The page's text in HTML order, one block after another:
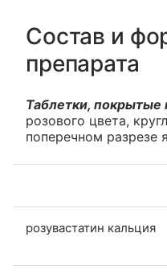
Состав и
препарата
Таблетки, покрытые
розового цвета,
поперечном разрезе
розувастатин кальция